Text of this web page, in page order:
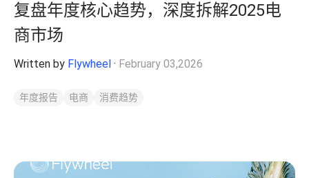
复盘年度核心趋势，深度拆解2025电
商市场
Written by Flywheel · February 03,2026
年度报告 电商 消费趋势